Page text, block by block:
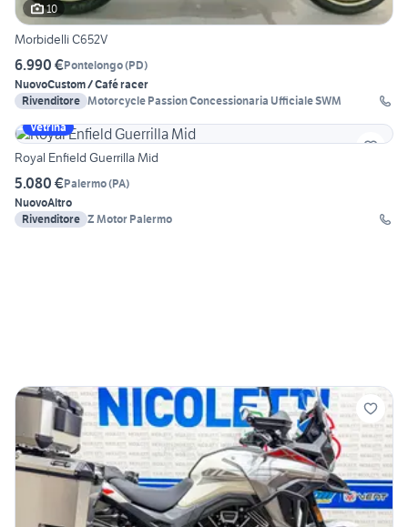
10
Morbidelli C652V
6.990 €Pontelongo(PD)
NuovoCustom / Café racer
Rivenditore Motorcycle Passion Concessionaria Ufficiale SWM
Vetrina
Royal Enfield Guerrilla Mid
5.080 €Palermo(PA)
NuovoAltro
Rivenditore Z Motor Palermo